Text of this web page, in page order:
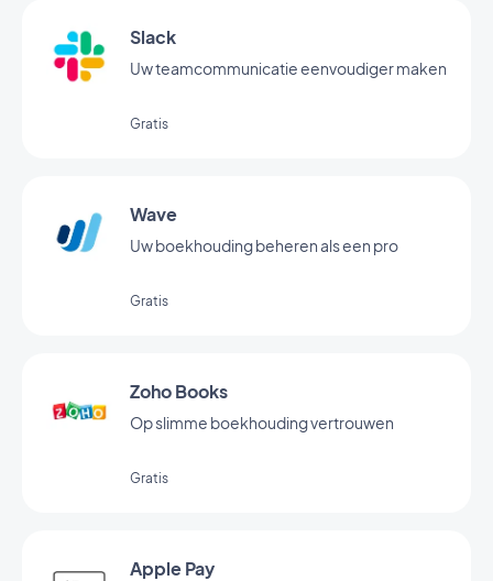
Slack
Uw teamcommunicatie eenvoudiger maken
Gratis
Wave
Uw boekhouding beheren als een pro
Gratis
Zoho Books
Op slimme boekhouding vertrouwen
Gratis
Apple Pay